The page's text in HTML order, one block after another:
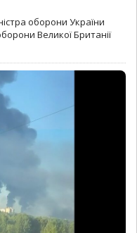
оборони України
Великої Британії